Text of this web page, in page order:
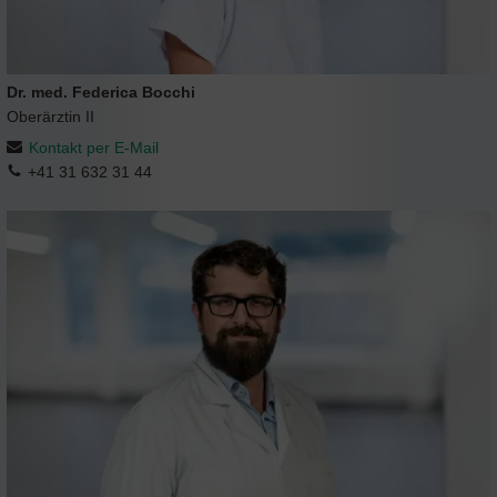
Dr. med. Federica Bocchi
Oberärztin II
Kontakt per E-Mail
+41 31 632 31 44